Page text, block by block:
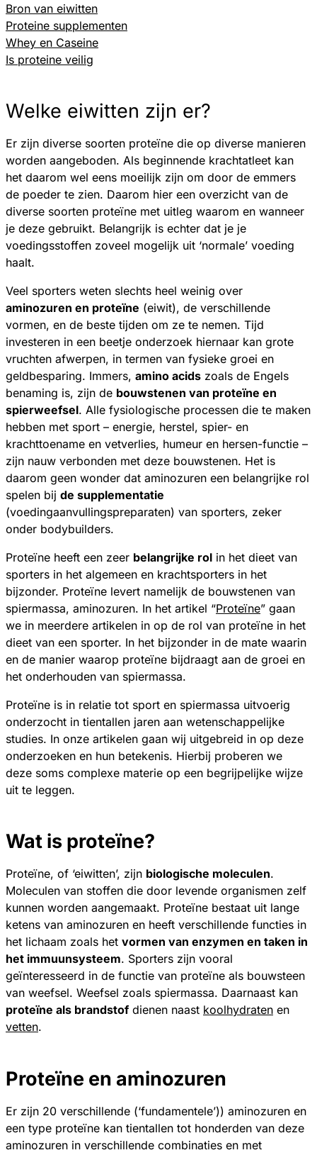
Bron van eiwitten
Proteine supplementen
Whey en Caseine
Is proteine veilig
Welke eiwitten zijn er?
Er zijn diverse soorten proteïne die op diverse manieren
worden aangeboden. Als beginnende krachtatleet kan
het daarom wel eens moeilijk zijn om door de emmers
de poeder te zien. Daarom hier een overzicht van de
diverse soorten proteïne met uitleg waarom en wanneer
je deze gebruikt. Belangrijk is echter dat je je
voedingsstoffen zoveel mogelijk uit ‘normale’ voeding
haalt.
Veel sporters weten slechts heel weinig over
aminozuren en proteïne (eiwit), de verschillende
vormen, en de beste tijden om ze te nemen. Tijd
investeren in een beetje onderzoek hiernaar kan grote
vruchten afwerpen, in termen van fysieke groei en
geldbesparing. Immers, amino acids zoals de Engels
benaming is, zijn de bouwstenen van proteïne en
spierweefsel. Alle fysiologische processen die te maken
hebben met sport – energie, herstel, spier- en
krachttoename en vetverlies, humeur en hersen-functie –
zijn nauw verbonden met deze bouwstenen. Het is
daarom geen wonder dat aminozuren een belangrijke rol
spelen bij de supplementatie
(voedingaanvullingspreparaten) van sporters, zeker
onder bodybuilders.
Proteïne heeft een zeer belangrijke rol in het dieet van
sporters in het algemeen en krachtsporters in het
bijzonder. Proteïne levert namelijk de bouwstenen van
spiermassa, aminozuren. In het artikel “Proteïne” gaan
we in meerdere artikelen in op de rol van proteïne in het
dieet van een sporter. In het bijzonder in de mate waarin
en de manier waarop proteïne bijdraagt aan de groei en
het onderhouden van spiermassa.
Proteïne is in relatie tot sport en spiermassa uitvoerig
onderzocht in tientallen jaren aan wetenschappelijke
studies. In onze artikelen gaan wij uitgebreid in op deze
onderzoeken en hun betekenis. Hierbij proberen we
deze soms complexe materie op een begrijpelijke wijze
uit te leggen.
Wat is proteïne?
Proteïne, of ‘eiwitten’, zijn biologische moleculen.
Moleculen van stoffen die door levende organismen zelf
kunnen worden aangemaakt. Proteïne bestaat uit lange
ketens van aminozuren en heeft verschillende functies in
het lichaam zoals het vormen van enzymen en taken in
het immuunsysteem. Sporters zijn vooral
geïnteresseerd in de functie van proteïne als bouwsteen
van weefsel. Weefsel zoals spiermassa. Daarnaast kan
proteïne als brandstofdienen naast koolhydraten en
vetten.
Proteïne en aminozuren
Er zijn 20 verschillende (‘fundamentele’)) aminozuren en
een type proteïne kan tientallen tot honderden van deze
aminozuren in verschillende combinaties en met